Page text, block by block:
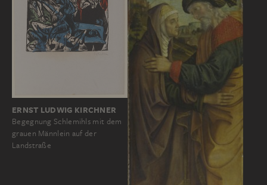
ERNST LUDWIG KIRCHNER
Begegnung Schlemihls mit dem
grauen Männlein auf der
Landstraße